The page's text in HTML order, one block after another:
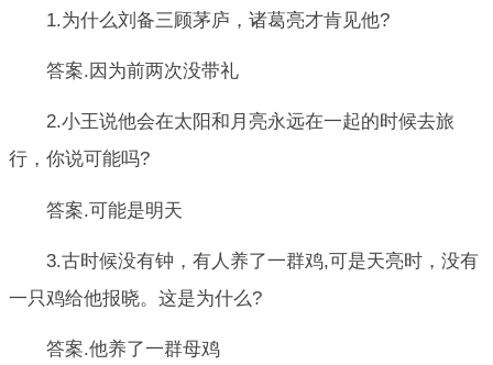
1.为什么刘备三顾茅庐，诸葛亮才肯见他?
答案.因为前两次没带礼
2.小王说他会在太阳和月亮永远在一起的时候去旅
行，你说可能吗?
答案.可能是明天
3.古时候没有钟，有人养了一群鸡,可是天亮时，没有
一只鸡给他报晓。这是为什么?
答案.他养了一群母鸡